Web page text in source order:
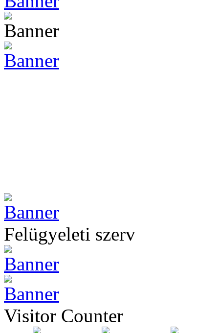
Felügyeleti szerv
Visitor Counter